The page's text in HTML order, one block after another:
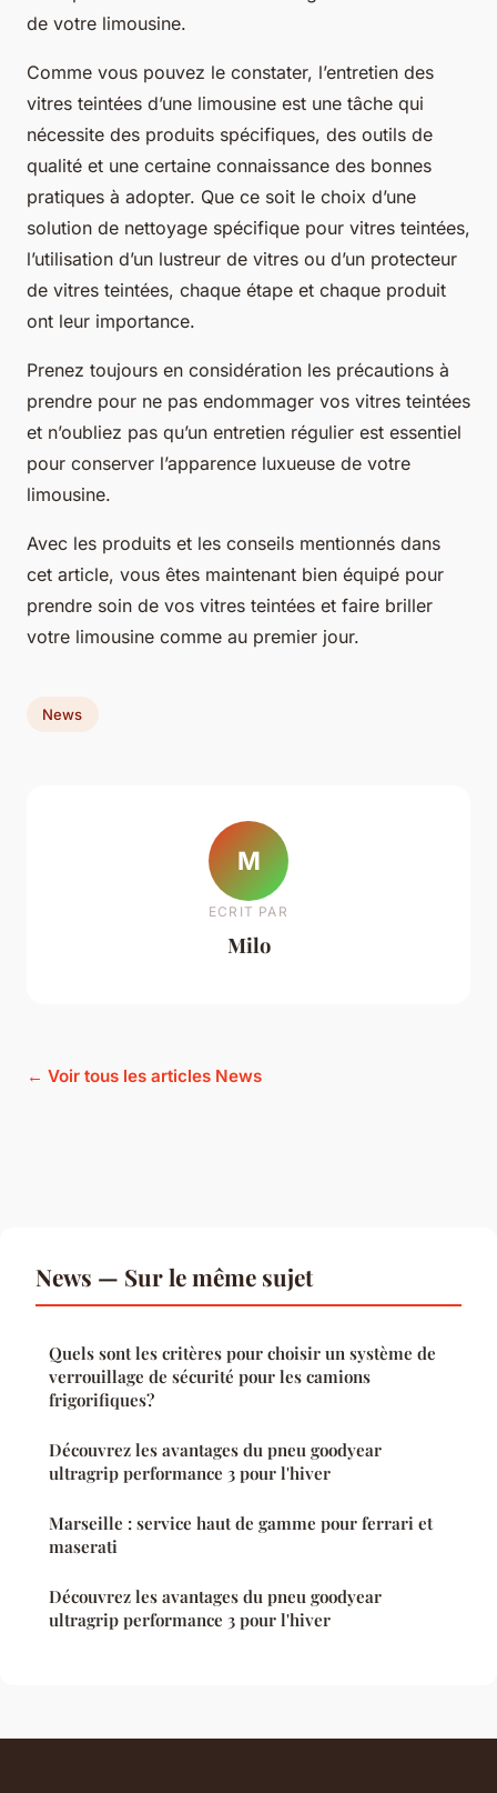
de votre limousine.
Comme vous pouvez le constater, l’entretien des
vitres teintées d’une limousine est une tâche qui
nécessite des produits spécifiques, des outils de
qualité et une certaine connaissance des bonnes
pratiques à adopter. Que ce soit le choix d’une
solution de nettoyage spécifique pour vitres teintées,
l’utilisation d’un lustreur de vitres ou d’un protecteur
de vitres teintées, chaque étape et chaque produit
ont leur importance.
Prenez toujours en considération les précautions à
prendre pour ne pas endommager vos vitres teintées
et n’oubliez pas qu’un entretien régulier est essentiel
pour conserver l’apparence luxueuse de votre
limousine.
Avec les produits et les conseils mentionnés dans
cet article, vous êtes maintenant bien équipé pour
prendre soin de vos vitres teintées et faire briller
votre limousine comme au premier jour.
News
M
ECRIT PAR
Milo
← Voir tous les articles News
News — Sur le même sujet
Quels sont les critères pour choisir un système de
verrouillage de sécurité pour les camions
frigorifiques?
Découvrez les avantages du pneu goodyear
ultragrip performance 3 pour l'hiver
Marseille : service haut de gamme pour ferrari et
maserati
Découvrez les avantages du pneu goodyear
ultragrip performance 3 pour l'hiver